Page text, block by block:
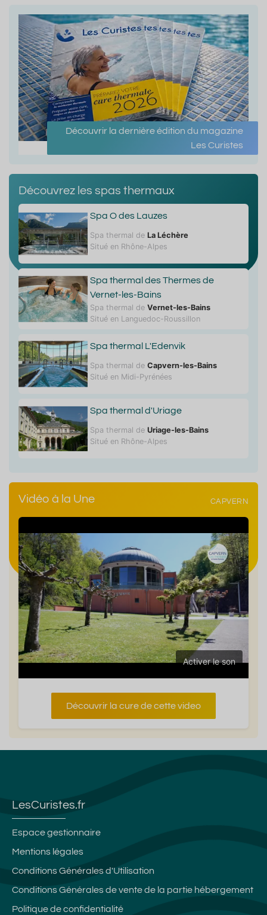
Découvrir la dernière édition du magazine
Les Curistes
Découvrez les spas thermaux
Spa O des Lauzes
Spa thermal de La Léchère
Situé en Rhône-Alpes
Spa thermal des Thermes de
Vernet-les-Bains
Spa thermal de Vernet-les-Bains
Situé en Languedoc-Roussillon
Spa thermal L'Edenvik
Spa thermal de Capvern-les-Bains
Situé en Midi-Pyrénées
Spa thermal d'Uriage
Spa thermal de Uriage-les-Bains
Situé en Rhône-Alpes
Vidéo à la Une CAPVERN
Activer le son
Découvrir la cure de cette video
LesCuristes.fr
Espace gestionnaire
Mentions légales
Conditions Générales d'Utilisation
Conditions Générales de vente de la partie hébergement
Politique de confidentialité